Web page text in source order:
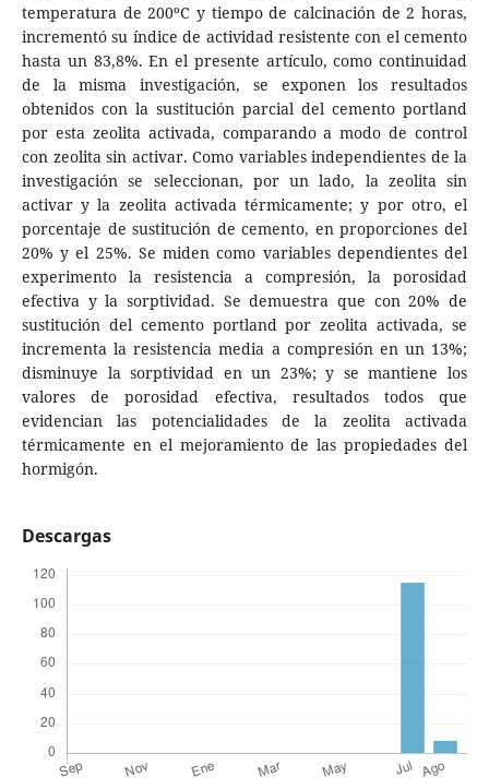
temperatura de 200ºC y tiempo de calcinación de 2 horas,
incrementó su índice de actividad resistente con el cemento
hasta un 83,8%. En el presente artículo, como continuidad
de la misma investigación, se exponen los resultados
obtenidos con la sustitución parcial del cemento portland
por esta zeolita activada, comparando a modo de control
con zeolita sin activar. Como variables independientes de la
investigación se seleccionan, por un lado, la zeolita sin
activar y la zeolita activada térmicamente; y por otro, el
porcentaje de sustitución de cemento, en proporciones del
20% y el 25%. Se miden como variables dependientes del
experimento la resistencia a compresión, la porosidad
efectiva y la sorptividad. Se demuestra que con 20% de
sustitución del cemento portland por zeolita activada, se
incrementa la resistencia media a compresión en un 13%;
disminuye la sorptividad en un 23%; y se mantiene los
valores de porosidad efectiva, resultados todos que
evidencian las potencialidades de la zeolita activada
térmicamente en el mejoramiento de las propiedades del
hormigón.
Descargas